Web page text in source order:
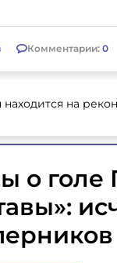
Комментарии: 0
на
о голе